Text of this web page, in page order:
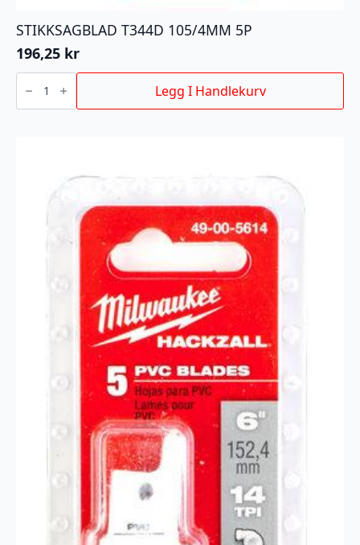
STIKKSAGBLAD T344D 105/4MM 5P
196,25 kr
STIKKSAGBLAD
T344D
105/4MM
5P
Legg I Handlekurv